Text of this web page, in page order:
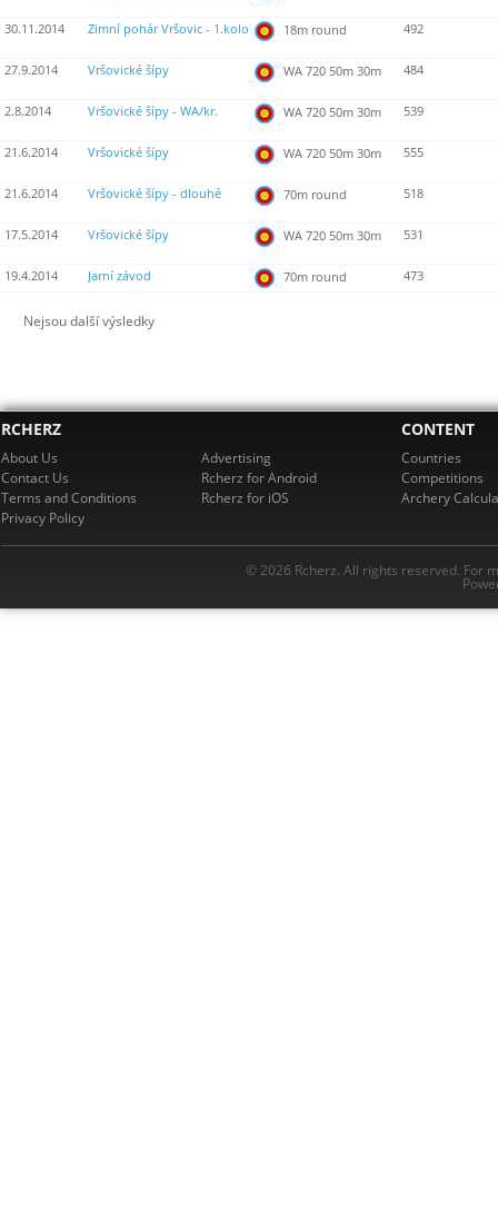
30.11.2014 Zimní pohár Vršovic - 1.kolo 18m round 492
27.9.2014 Vršovické šípy WA 720 50m 30m 484
2.8.2014 Vršovické šípy - WA/kr. WA 720 50m 30m 539
21.6.2014 Vršovické šípy WA 720 50m 30m 555
21.6.2014 Vršovické šípy - dlouhé 70m round 518
17.5.2014 Vršovické šípy WA 720 50m 30m 531
19.4.2014 Jarní závod 70m round 473
Nejsou další výsledky
RCHERZ
About Us
Contact Us
Terms and Conditions
Privacy Policy
Advertising
Rcherz for Android
Rcherz for iOS
CONTENT
Countries
Competitions
Archery
© 2026 Rcherz. All rights reserved. For